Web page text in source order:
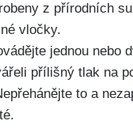
‍z přírodních
vločky.
jednou nebo
přílišný tlak na
to a⁤